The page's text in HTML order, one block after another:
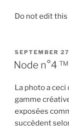
Do not edit this
POSTED
ON
SEPTEMBER
Node n°4
La photo a ceci
gamme
exposées
succèdent